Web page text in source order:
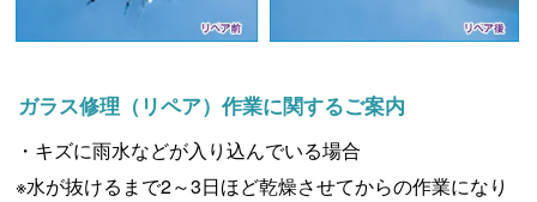
ガラス修理（リペア）作業に関するご案内
・キズに雨水などが入り込んでいる場合
※水が抜けるまで2～3日ほど乾燥させてからの作業になり